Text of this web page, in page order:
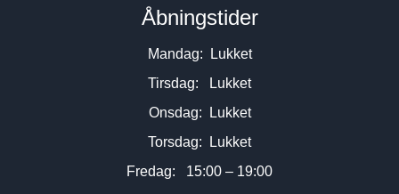
Åbningstider
Mandag: Lukket
Tirsdag: Lukket
Onsdag: Lukket
Torsdag: Lukket
Fredag: 15:00 – 19:00